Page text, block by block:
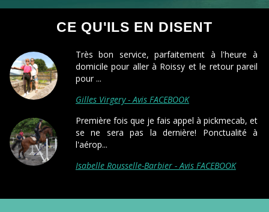
CE QU'ILS EN DISENT
Très bon service, parfaitement à l'heure à
domicile pour aller à Roissy et le retour pareil
pour ...
Gilles Virgery - Avis FACEBOOK
Première fois que je fais appel à pickmecab, et
se ne sera pas la dernière! Ponctualité à
l'aérop...
Isabelle Rousselle-Barbier - Avis FACEBOOK